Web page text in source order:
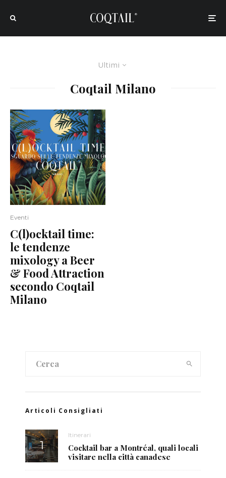
Ultimi
Coqtail Milano
Eventi
C(l)ocktail time:
le tendenze
mixology a Beer
& Food Attraction
secondo Coqtail
Milano
Articoli Consigliati
Itinerari
Cocktail bar a Montréal, quali locali
visitare nella città canadese